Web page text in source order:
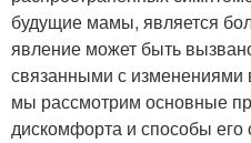
будущие мамы, является
явление может быть
связанными с изменениями
мы рассмотрим основные
дискомфорта и способы его